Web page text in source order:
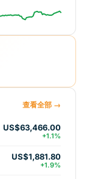
查看全部 →
US$63,466.00
+1.1%
US$1,881.80
+1.9%